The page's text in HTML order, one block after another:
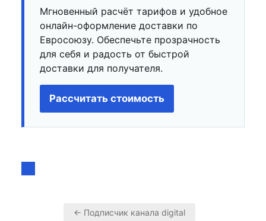
Мгновенный расчёт тарифов и удобное
онлайн-оформление доставки по
Евросоюзу. Обеспечьте прозрачность
для себя и радость от быстрой
доставки для получателя.
Рассчитать стоимость
← Подписчик канала digital